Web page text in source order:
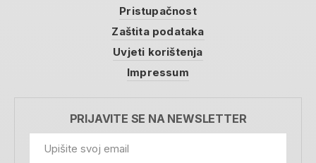
Pristupačnost
Zaštita podataka
Uvjeti korištenja
Impressum
PRIJAVITE SE NA NEWSLETTER